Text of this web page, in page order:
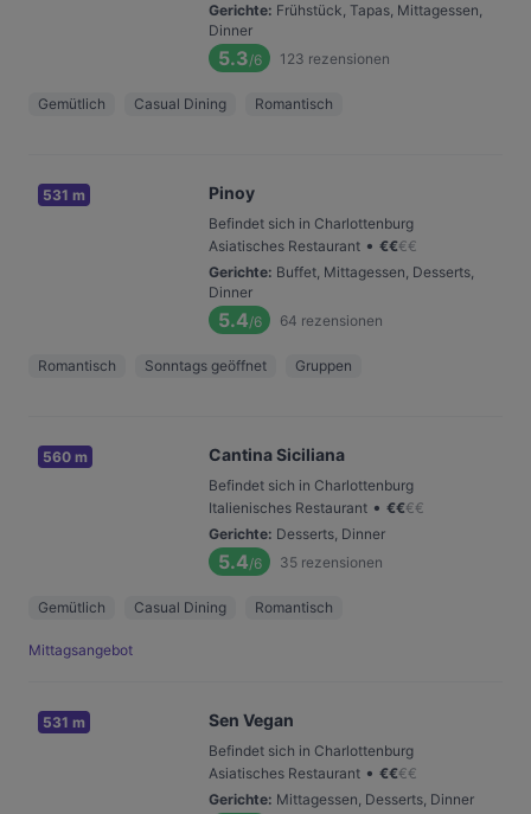
Gerichte: Frühstück, Tapas, Mittagessen,
Dinner
5.3/6 123 rezensionen
Gemütlich Casual Dining Romantisch
531 m Pinoy
Befindet sich in Charlottenburg
Asiatisches Restaurant • €€€€
Gerichte: Buffet, Mittagessen, Desserts,
Dinner
5.4/6 64 rezensionen
Romantisch Sonntags geöffnet Gruppen
560 m Cantina Siciliana
Befindet sich in Charlottenburg
Italienisches Restaurant • €€€€
Gerichte: Desserts, Dinner
5.4/6 35 rezensionen
Gemütlich Casual Dining Romantisch
Mittagsangebot
531 m Sen Vegan
Befindet sich in Charlottenburg
Asiatisches Restaurant • €€€€
Gerichte: Mittagessen, Desserts, Dinner